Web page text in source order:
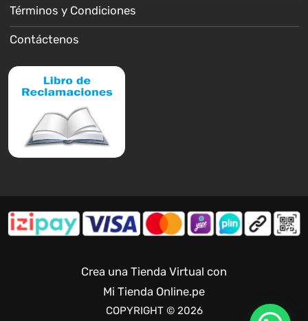
Términos y Condiciones
Contáctenos
Crea una Tienda Virtual con
Mi Tienda Online.pe
COPYRIGHT © 2026